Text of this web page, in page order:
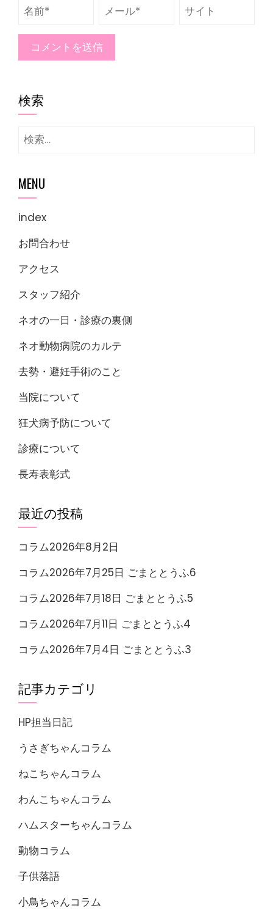
検索
検
MENU
index
お問合わせ
アクセス
スタッフ紹介
ネオの一日・診療の裏側
ネオ動物病院のカルテ
去勢・避妊手術のこと
当院について
狂犬病予防について
診療について
長寿表彰式
最近の投稿
コラム2026年8月2日
コラム2026年7月25日 ごまととうふ6
コラム2026年7月18日 ごまととうふ5
コラム2026年7月11日 ごまととうふ4
コラム2026年7月4日 ごまととうふ3
記事カテゴリ
HP担当日記
うさぎちゃんコラム
ねこちゃんコラム
わんこちゃんコラム
ハムスターちゃんコラム
動物コラム
子供落語
小鳥ちゃんコラム